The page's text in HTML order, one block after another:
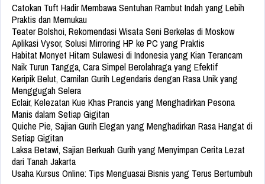
Catokan Tuft Hadir Membawa Sentuhan Rambut Indah yang Lebih
Praktis dan Memukau
Teater Bolshoi, Rekomendasi Wisata Seni Berkelas di Moskow
Aplikasi Vysor, Solusi Mirroring HP ke PC yang Praktis
Habitat Monyet Hitam Sulawesi di Indonesia yang Kian Terancam
Naik Turun Tangga, Cara Simpel Berolahraga yang Efektif
Keripik Belut, Camilan Gurih Legendaris dengan Rasa Unik yang
Menggugah Selera
Eclair, Kelezatan Kue Khas Prancis yang Menghadirkan Pesona
Manis dalam Setiap Gigitan
Quiche Pie, Sajian Gurih Elegan yang Menghadirkan Rasa Hangat di
Setiap Gigitan
Laksa Betawi, Sajian Berkuah Gurih yang Menyimpan Cerita Lezat
dari Tanah Jakarta
Usaha Kursus Online: Tips Menguasai Bisnis yang Terus Bertumbuh